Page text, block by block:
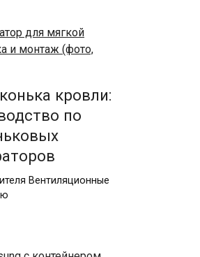
кровли:
по
Вентиляционные